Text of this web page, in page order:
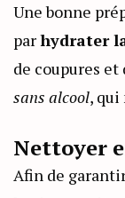
Une bonne
parhydrater
de coupures
sans alcool, qui
Nettoyer
Afin de